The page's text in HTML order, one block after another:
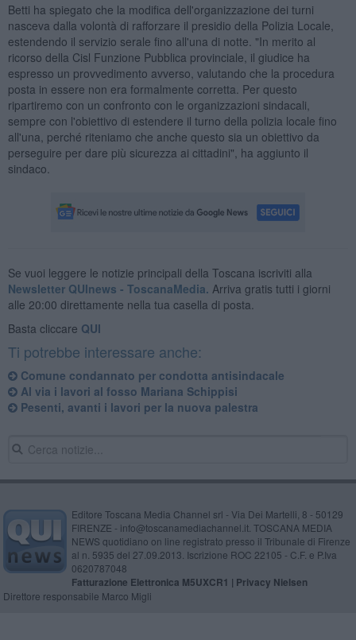
Betti ha spiegato che la modifica dell'organizzazione dei turni
nasceva dalla volontà di rafforzare il presidio della Polizia Locale,
estendendo il servizio serale fino all'una di notte. "In merito al
ricorso della Cisl Funzione Pubblica provinciale, il giudice ha
espresso un provvedimento avverso, valutando che la procedura
posta in essere non era formalmente corretta. Per questo
ripartiremo con un confronto con le organizzazioni sindacali,
sempre con l'obiettivo di estendere il turno della polizia locale fino
all'una, perché riteniamo che anche questo sia un obiettivo da
perseguire per dare più sicurezza ai cittadini", ha aggiunto il
sindaco.
Se vuoi leggere le notizie principali della Toscana iscriviti alla
Newsletter QUInews - ToscanaMedia. Arriva gratis tutti i giorni
alle 20:00 direttamente nella tua casella di posta.
Basta cliccare QUI
Ti potrebbe interessare anche:
Comune condannato per condotta antisindacale
Al via i lavori al fosso Mariana Schippisi
Pesenti, avanti i lavori per la nuova palestra
Editore Toscana Media Channel srl - Via Dei Martelli, 8 - 50129
FIRENZE - info@toscanamediachannel.it. TOSCANA MEDIA
NEWS quotidiano on line registrato presso il Tribunale di Firenze
al n. 5935 del 27.09.2013. Iscrizione ROC 22105 - C.F. e P.Iva
0620787048
Fatturazione Elettronica M5UXCR1 | Privacy Nielsen
Direttore responsabile Marco Migli